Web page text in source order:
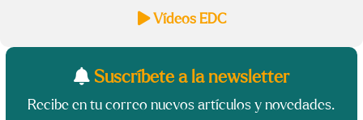
Suscríbete a la newsletter
Recibe en tu correo nuevos artículos y novedades.
Vídeos EDC